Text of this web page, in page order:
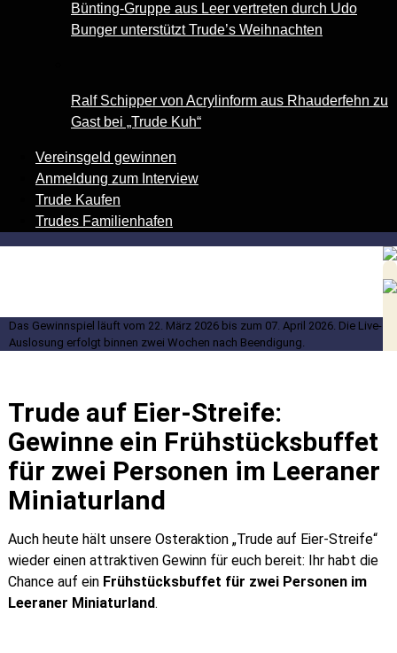
Bünting-Gruppe aus Leer vertreten durch Udo
Bunger unterstützt Trude’s Weihnachten
Ralf Schipper von Acrylinform aus Rhauderfehn zu
Gast bei „Trude Kuh“
Vereinsgeld gewinnen
Anmeldung zum Interview
Trude Kaufen
Trudes Familienhafen
Das Gewinnspiel läuft vom 22. März 2026 bis zum 07. April 2026. Die Live-
Auslosung erfolgt binnen zwei Wochen nach Beendigung.
Trude auf Eier-Streife:
Gewinne ein Frühstücksbuffet
für zwei Personen im Leeraner
Miniaturland
Auch heute hält unsere Osteraktion „Trude auf Eier-Streife“
wieder einen attraktiven Gewinn für euch bereit: Ihr habt die
Chance auf ein Frühstücksbuffet für zwei Personen im
Leeraner Miniaturland.